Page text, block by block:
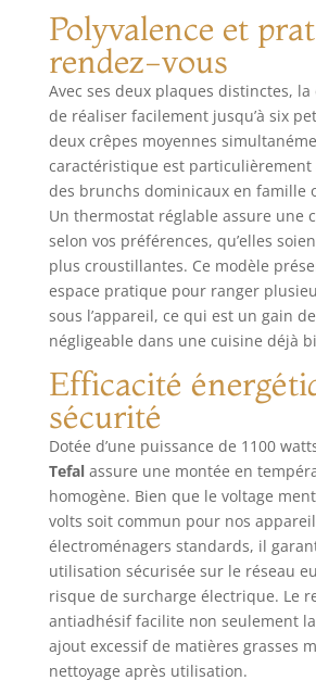
réseau
à la
déchets
Crêpier
louche,
spatules
Polyvalence et
rendez-vous
Avec ses deux plaques distinctes,
de réaliser facilement jusqu’à six
deux crêpes moyennes
caractéristique est particulièrement
des brunchs dominicaux en famille
Un thermostat réglable assure une
selon vos préférences, qu’elles
plus croustillantes. Ce modèle
espace pratique pour ranger
sous l’appareil, ce qui est un gain
négligeable dans une cuisine déjà
Efficacité
sécurité
Dotée d’une puissance de 1100
Tefalassure une montée en
homogène. Bien que le voltage
volts soit commun pour nos
électroménagers standards, il
utilisation sécurisée sur le réseau
risque de surcharge électrique. Le
antiadhésif facilite non seulement
ajout excessif de matières grasses
nettoyage après utilisation.